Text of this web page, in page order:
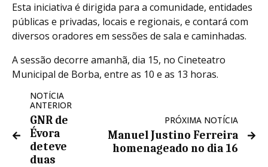
Esta iniciativa é dirigida para a comunidade, entidades
públicas e privadas, locais e regionais, e contará com
diversos oradores em sessões de sala e caminhadas.
A sessão decorre amanhã, dia 15, no Cineteatro
Municipal de Borba, entre as 10 e as 13 horas.
NOTÍCIA
ANTERIOR
GNR de
Évora
deteve
duas
PRÓXIMA NOTÍCIA
Manuel Justino Ferreira
homenageado no dia 16